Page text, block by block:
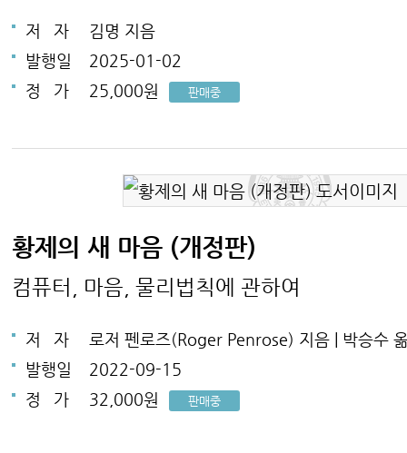
저 자
김명 지음
발행일
2025-01-02
정
가 25,000원 판매중
황제의 새 마음 (개정판)
컴퓨터, 마음, 물리법칙에 관하여
저 자
로저 펜로즈(Roger Penrose) 지음 | 박승수
발행일
2022-09-15
정
가 32,000원 판매중